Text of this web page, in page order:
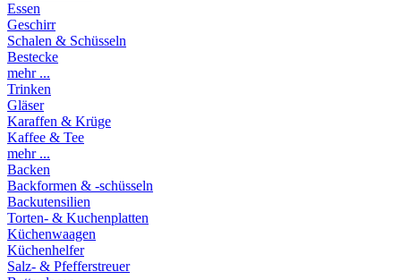
Essen
Geschirr
Schalen & Schüsseln
Bestecke
mehr ...
Trinken
Gläser
Karaffen & Krüge
Kaffee & Tee
mehr ...
Backen
Backformen & -schüsseln
Backutensilien
Torten- & Kuchenplatten
Küchenwaagen
Küchenhelfer
Salz- & Pfefferstreuer